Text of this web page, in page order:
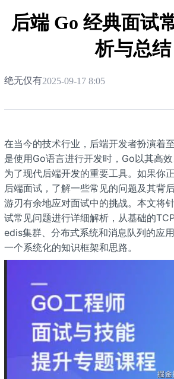
后端 Go 经典面试
析与总结
绝无仅有2025-09-17 8:05
在当今的技术行业，后端开发者扮演着
是使用Go语言进行开发时，Go以其高
为了现代后端开发的重要工具。如果你
后端面试，了解一些常见的问题及其背
游刃有余地应对面试中的挑战。本文将
试常见问题进行详细解析，从基础的
edis集群、分布式系统和消息队列的应
一个系统化的知识框架和思路。